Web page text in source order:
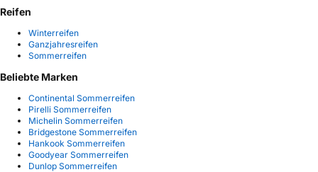
Reifen
Winterreifen
Ganzjahresreifen
Sommerreifen
Beliebte Marken
Continental Sommerreifen
Pirelli Sommerreifen
Michelin Sommerreifen
Bridgestone Sommerreifen
Hankook Sommerreifen
Goodyear Sommerreifen
Dunlop Sommerreifen